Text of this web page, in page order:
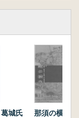
城氏 那須の横穴墓